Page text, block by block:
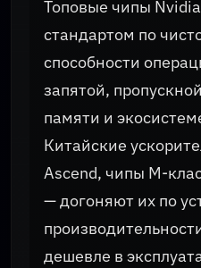
Топовые чипы
стандартом по
способности
запятой,
памяти и
Китайские
Ascend, чипы M-
— догоняют их по
дешевле в